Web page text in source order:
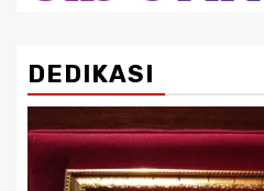
DEDIKASI